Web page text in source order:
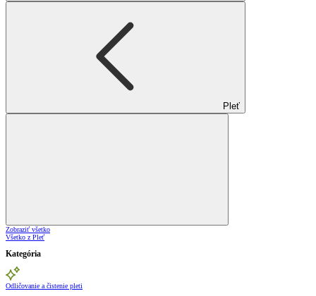
Pleť
Zobraziť všetko
Všetko z Pleť
Kategória
Odličovanie a čistenie pleti